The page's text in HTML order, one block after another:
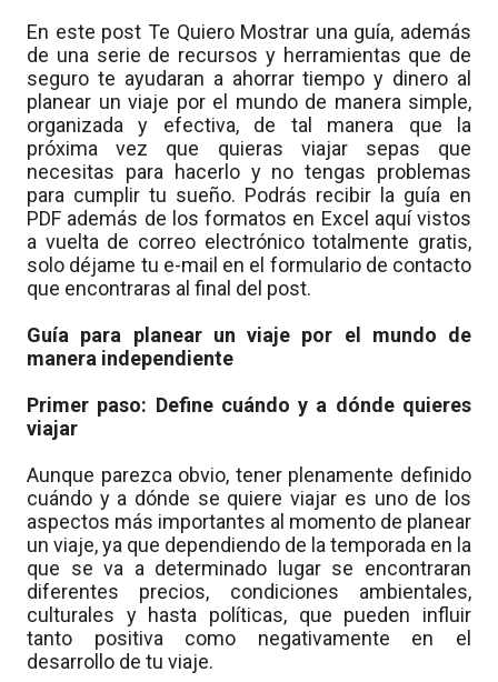
En este post Te Quiero Mostrar una guía, además
de una serie de recursos y herramientas que de
seguro te ayudaran a ahorrar tiempo y dinero al
planear un viaje por el mundo de manera simple,
organizada y efectiva, de tal manera que la
próxima vez que quieras viajar sepas que
necesitas para hacerlo y no tengas problemas
para cumplir tu sueño. Podrás recibir la guía en
PDF además de los formatos en Excel aquí vistos
a vuelta de correo electrónico totalmente gratis,
solo déjame tu e-mail en el formulario de contacto
que encontraras al final del post.
Guía para planear un viaje por el mundo de
manera independiente
Primer paso: Define cuándo y a dónde quieres
viajar
Aunque parezca obvio, tener plenamente definido
cuándo y a dónde se quiere viajar es uno de los
aspectos más importantes al momento de planear
un viaje, ya que dependiendo de la temporada en la
que se va a determinado lugar se encontraran
diferentes precios, condiciones ambientales,
culturales y hasta políticas, que pueden influir
tanto positiva como negativamente en el
desarrollo de tu viaje.